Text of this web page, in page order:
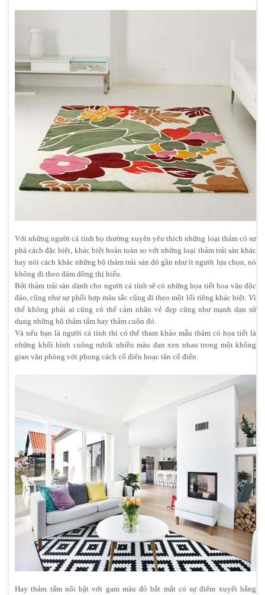
Với những người cá tính họ thường xuyên yêu thích những loại thảm có sự
phá cách đặc biệt, khác biệt hoàn toàn so với những loại thảm trải sàn khác
hay nói cách khác những bộ thảm trải sàn đó gần như ít người lựa chọn, nó
không đi theo đám đông thị hiếu.
Bởi thảm trải sàn dành cho người cá tính sẽ có những họa tiết hoa văn độc
đáo, cũng như sự phối hợp màu sắc cũng đi theo một lối riêng khác biệt. Vì
thế không phải ai cũng có thể cảm nhân vẻ đẹp cũng như mạnh dạn sử
dụng những bộ thảm tấm hay thảm cuộn đó.
Và nếu bạn là người cá tính thì có thể tham khảo mẫu thảm có họa tiết là
những khối hình cuông rubik nhiều màu đan xen nhau trong một không
gian văn phòng với phong cách cổ điển hoạc tân cổ điển.
Hay thảm tấm nổi bật với gam màu đỏ bắt mắt có sự điểm xuyết bằng